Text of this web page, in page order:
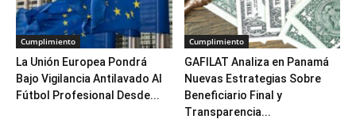
Cumplimiento
La Unión Europea Pondrá
Bajo Vigilancia Antilavado Al
Fútbol Profesional Desde...
Cumplimiento
GAFILAT Analiza en Panamá
Nuevas Estrategias Sobre
Beneficiario Final y
Transparencia...